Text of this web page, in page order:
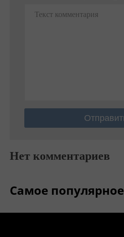
Текст комментария
Нет комментариев
Самое популярное